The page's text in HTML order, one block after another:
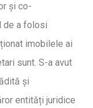
și co-
de a folosi
imobilele ai
sunt. S-a avut
și
entități juridice